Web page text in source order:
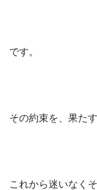
です。
その約束を、果た
これから迷いなく